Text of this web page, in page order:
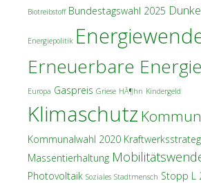
Biotreibstoff Bundestagswahl 2025
Energiepolitik
Erneuerbare
Europa Gaspreis Griese HÃ¶hn Kindergeld
Klimaschutz
Kommunalwahl 2020
Massentierhaltung
Photovoltaik Soziales Stadtmensch Stopp L